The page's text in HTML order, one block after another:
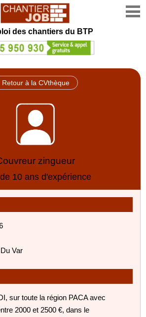
des chantiers du BTP
Retour à la CVthèque
zingueur
10 ans d'expérience
Var
sur toute la région PACA avec
2000 et 2500 €, dans le